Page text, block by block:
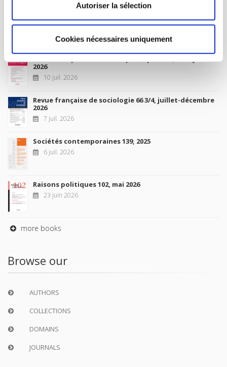
Autoriser la sélection
Cookies nécessaires uniquement
New Releases
2026
10 juil. 2026
Revue française de sociologie 66 3/4, juillet-décembre
2026
7 juil. 2026
Sociétés contemporaines 139, 2025
6 juil. 2026
Raisons politiques 102, mai 2026
23 juin 2026
more books
Browse our
AUTHORS
COLLECTIONS
DOMAINS
JOURNALS